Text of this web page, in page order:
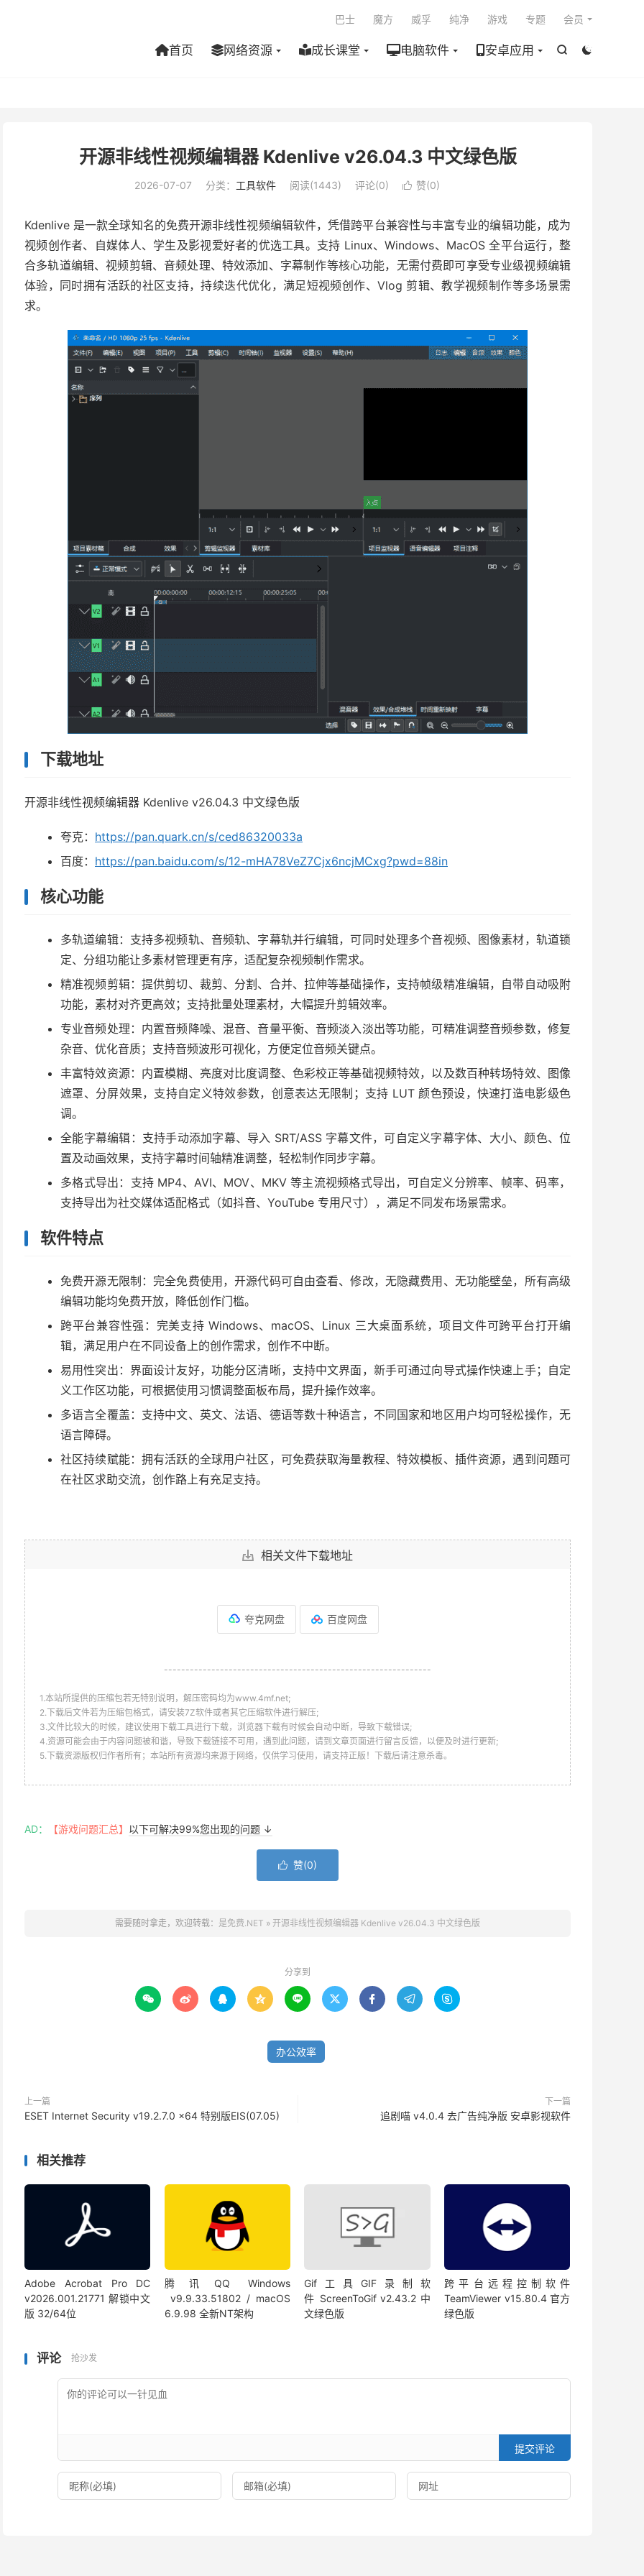


首页 网络资源 成长课堂 电脑软件 安卓应用
巴士 魔方 威孚 纯净 游戏 专题 会员
开源非线性视频编辑器 Kdenlive v26.04.3 中文绿色版
2026-07-07 分类： 工具软件 阅读(1443) 评论(0)  赞(0)
Kdenlive 是一款全球知名的免费开源非线性视频编辑软件，凭借跨平台兼容性与丰富专业的编辑功能，成为
视频创作者、自媒体人、学生及影视爱好者的优选工具。支持 Linux、Windows、MacOS 全平台运行，整
合多轨道编辑、视频剪辑、音频处理、特效添加、字幕制作等核心功能，无需付费即可享受专业级视频编辑
体验，同时拥有活跃的社区支持，持续迭代优化，满足短视频创作、Vlog 剪辑、教学视频制作等多场景需
求。
下载地址
开源非线性视频编辑器 Kdenlive v26.04.3 中文绿色版
夸克： https://pan.quark.cn/s/ced86320033a
百度： https://pan.baidu.com/s/12-mHA78VeZ7Cjx6ncjMCxg?pwd=88in
核心功能
多轨道编辑：支持多视频轨、音频轨、字幕轨并行编辑，可同时处理多个音视频、图像素材，轨道锁
定、分组功能让多素材管理更有序，适配复杂视频制作需求。
精准视频剪辑：提供剪切、裁剪、分割、合并、拉伸等基础操作，支持帧级精准编辑，自带自动吸附
功能，素材对齐更高效；支持批量处理素材，大幅提升剪辑效率。
专业音频处理：内置音频降噪、混音、音量平衡、音频淡入淡出等功能，可精准调整音频参数，修复
杂音、优化音质；支持音频波形可视化，方便定位音频关键点。
丰富特效资源：内置模糊、亮度对比度调整、色彩校正等基础视频特效，以及数百种转场特效、图像
遮罩、分屏效果，支持自定义特效参数，创意表达无限制；支持 LUT 颜色预设，快速打造电影级色
调。
全能字幕编辑：支持手动添加字幕、导入 SRT/ASS 字幕文件，可自定义字幕字体、大小、颜色、位
置及动画效果，支持字幕时间轴精准调整，轻松制作同步字幕。
多格式导出：支持 MP4、AVI、MOV、MKV 等主流视频格式导出，可自定义分辨率、帧率、码率，
支持导出为社交媒体适配格式（如抖音、YouTube 专用尺寸），满足不同发布场景需求。
软件特点
免费开源无限制：完全免费使用，开源代码可自由查看、修改，无隐藏费用、无功能壁垒，所有高级
编辑功能均免费开放，降低创作门槛。
跨平台兼容性强：完美支持 Windows、macOS、Linux 三大桌面系统，项目文件可跨平台打开编
辑，满足用户在不同设备上的创作需求，创作不中断。
易用性突出：界面设计友好，功能分区清晰，支持中文界面，新手可通过向导式操作快速上手；自定
义工作区功能，可根据使用习惯调整面板布局，提升操作效率。
多语言全覆盖：支持中文、英文、法语、德语等数十种语言，不同国家和地区用户均可轻松操作，无
语言障碍。
社区持续赋能：拥有活跃的全球用户社区，可免费获取海量教程、特效模板、插件资源，遇到问题可
在社区求助交流，创作路上有充足支持。
相关文件下载地址
夸克网盘 百度网盘
--------------------------------------------------------------
1.本站所提供的压缩包若无特别说明，解压密码均为www.4mf.net;
2.下载后文件若为压缩包格式，请安装7Z软件或者其它压缩软件进行解压;
3.文件比较大的时候，建议使用下载工具进行下载，浏览器下载有时候会自动中断，导致下载错误;
4.资源可能会由于内容问题被和谐，导致下载链接不可用，遇到此问题，请到文章页面进行留言反馈，以便及时进行更新;
5.下载资源版权归作者所有；本站所有资源均来源于网络，仅供学习使用，请支持正版！下载后请注意杀毒。
AD： 【游戏问题汇总】 以下可解决99%您出现的问题 ↓
 赞(0)
需要随时拿走，欢迎转载： 是免费.NET » 开源非线性视频编辑器 Kdenlive v26.04.3 中文绿色版
分享到
        
办公效率
上一篇
ESET Internet Security v19.2.7.0 x64 特别版EIS(07.05)
下一篇
追剧喵 v4.0.4 去广告纯净版 安卓影视软件
相关推荐
Adobe Acrobat Pro DC
v2026.001.21771 解锁中文
版 32/64位
腾讯QQ Windows
v9.9.33.51802 / macOS
6.9.98 全新NT架构
Gif工具GIF录制软
件 ScreenToGif v2.43.2 中
文绿色版
跨平台远程控制软件
TeamViewer v15.80.4 官方
绿色版
评论 抢沙发
提交评论